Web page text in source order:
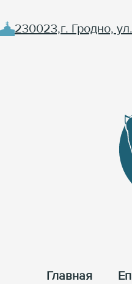
230023,г. Гродно,
Главная